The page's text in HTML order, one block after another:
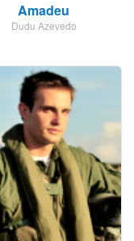
Amadeu
Dudu Azevedo